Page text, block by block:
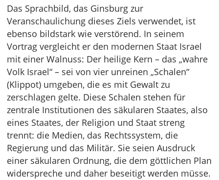
Das Sprachbild, das Ginsburg zur
Veranschaulichung dieses Ziels verwendet, ist
ebenso bildstark wie verstörend. In seinem
Vortrag vergleicht er den modernen Staat Israel
mit einer Walnuss: Der heilige Kern – das „wahre
Volk Israel“ – sei von vier unreinen „Schalen“
(Klippot) umgeben, die es mit Gewalt zu
zerschlagen gelte. Diese Schalen stehen für
zentrale Institutionen des säkularen Staates, also
eines Staates, der Religion und Staat streng
trennt: die Medien, das Rechtssystem, die
Regierung und das Militär. Sie seien Ausdruck
einer säkularen Ordnung, die dem göttlichen Plan
widerspreche und daher beseitigt werden müsse.